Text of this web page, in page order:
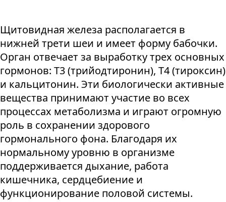
Щитовидная железа располагается в
нижней трети шеи и имеет форму бабочки.
Орган отвечает за выработку трех основных
гормонов: Т3 (трийодтиронин), Т4 (тироксин)
и кальцитонин. Эти биологически активные
вещества принимают участие во всех
процессах метаболизма и играют огромную
роль в сохранении здорового
гормонального фона. Благодаря их
нормальному уровню в организме
поддерживается дыхание, работа
кишечника, сердцебиение и
функционирование половой системы.